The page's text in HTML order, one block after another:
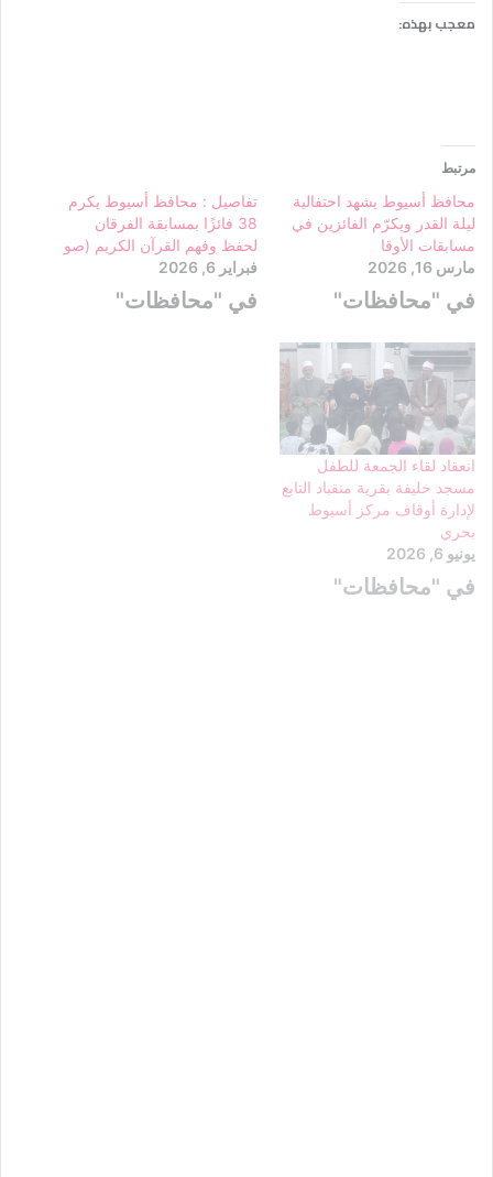
معجب بهذه:
مرتبط
محافظ أسيوط يشهد احتفالية
ليلة القدر ويكرّم الفائزين في
مسابقات الأوقا
مارس 16, 2026
في "محافظات"
تفاصيل : محافظ أسيوط يكرم
38 فائزًا بمسابقة الفرقان
لحفظ وفهم القرآن الكريم (صو
فبراير 6, 2026
في "محافظات"
انعقاد لقاء الجمعة للطفل
مسجد خليفة بقرية منقباد التابع
لإدارة أوقاف مركز أسيوط
بحري
يونيو 6, 2026
في "محافظات"